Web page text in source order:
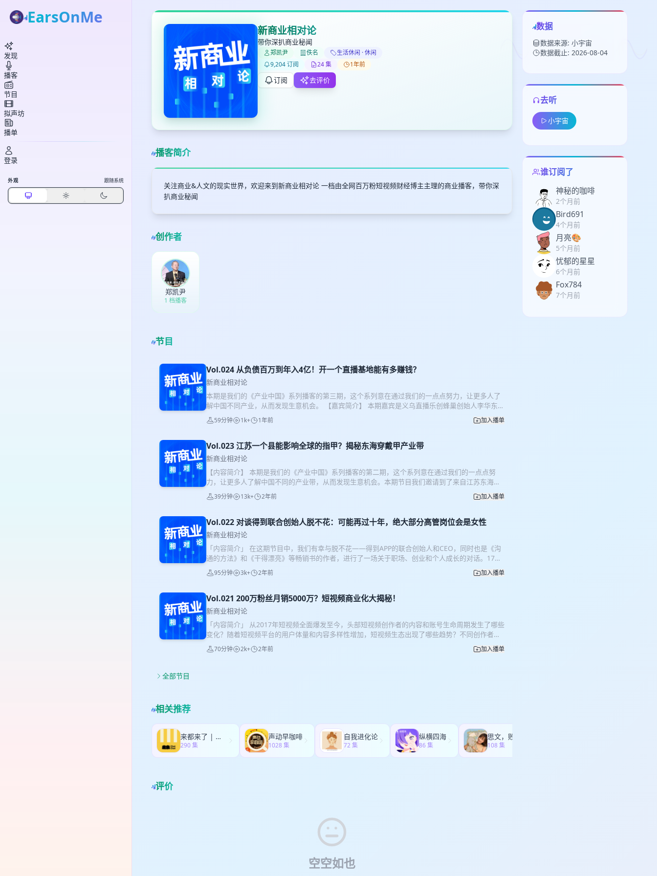
新商业相对论
带你深扒商业秘闻
郑凯尹 佚名
生活休闲 · 休闲
9,204 订阅
24 集 1年前
订阅 去评价
播客简介
关注商业&人文的现实世界，欢迎来到新商业相对论 一档由全网百万粉短视频财经博主主理的商业播客，带你深
扒商业秘闻
创作者
郑凯尹
1 档播客
节目
Vol.024 从负债百万到年入4亿！开一个直播基地能有多赚钱？
新商业相对论
本期是我们的《产业中国》系列播客的第三期，这个系列意在通过我们的一点点努力，让更多人了
解中国不同产业，从而发现生意机会。 【嘉宾简介】 本期嘉宾是义乌直播乐创蜂巢创始人李华东，
他的个人经历十分传奇，大学期间创业赚到了第一桶金，因为推崇富士康管理经验，毕业后李华东
加入富士康成为工程师。阴差阳错，他不久后又因为期货一周爆亏数百万，欠下巨债... 李华东如何
参考和启发。） 【产业名片】 直播基地的类型多样，主要包括产业带模式、MCN模式和传统产业
园模式。 l 产业带模式 n 这类直播基地依托于当地的产业集群，例如瑞丽的玉石直播基地、珠三角
的服装产业直播基地和义乌的小商品直播基地，这些基地以货品吸引主播 。 l MCN模式 n 这类直
播基地，依靠旗下主播的流量和内容，吸引供应链商家合作，例如辛有志的辛选直播基地。此外，
随着店铺直播的崛起，品牌代运营模式的直播基地也开始兴起，主要提供直播代运营和直播分发服
务 。 l 产业园模式 n 直播基地传统产业园模式通常指的是将传统的产业园、工业园区或商业园区转
型或改造，以适应直播电商行业的需求。这种模式结合了传统的产业集聚优势和新兴的直播技术，
由于在商家端和主播端没有做好，导致运营困难甚至倒闭。成功的直播基地需要有强大的供应链整
合能力、专业的主播团队以及高效的运营服务 。随着直播行业的不断成熟，直播基地也在向更高效
站「五环观察室」up主 郑凯尹，播客主理人，下饭财经主理人 「本期嘉宾」 乐创蜂巢创始人 李华
东 「节目导航」 01:24 大学创业的第一桶金——50万 04:47想学管理，所以进了富士康 07:47 因为
“期货”一周亏掉300万，债主上门，我被揍了好几回 12:11如何渡过人生低谷 19:37为了还债成为销
水做到4个亿，但抖音不如微信机会大 我们的听友群开通啦，在这里你可以跟主播互动（例如痛斥
节目质量），如果你也在中国某些产业上有一定经验或干货愿意分享出来，也可以来跟我们聊聊
VX：zy199303yu｜VX：ZkY_2352 「制作团队」 策划：海獭、张煜、郑凯尹 制作：毕宇辰 声音设
计：郑凯尹 节目运营：郑凯尹
59分钟 1k+ 1年前 加入播单
Vol.023 江苏一个县能影响全球的指甲？揭秘东海穿戴甲产业带
新商业相对论
【内容简介】 本期是我们的《产业中国》系列播客的第二期，这个系列意在通过我们的一点点努
力，让更多人了解中国不同的产业带，从而发现生意机会。本期节目我们邀请到了来自江苏东海县
的穿戴甲商家陈剑，通过他的创业经历，我们得以一窥穿戴甲这个隐秘行业的爆红之路。发展多年
的美甲行业，为何一夜之间杀出了穿戴甲？一个年底单店能卖20多万件，穿戴甲竟然也有淡旺季？
【嘉宾】 薇慕穿戴甲创始人 陈剑 【节目导航】 04:45都是穿戴甲，竟然还分机器甲与手工甲？
05:30启动资金竟然只有2000元？ 17:19短短半年，拼多多穿戴甲店数量从十几家变成两千多家
20:24穿戴甲生意最大难点竟是人手不够？ 28:24一个年底卖出接近30万件穿戴甲？ 33:50同样一副
穿戴甲，通过TikTok竟能身价翻10倍 36:10廉价穿戴甲可能是残次品？ 【补充阅读】 “新年战甲”爆
火！他2000元起步，做到日销万元，一人带动一个产业带 mp.weixin.qq.com 我们的听友群开通
啦，在这里你可以跟主播互动（例如痛斥节目质量），也有机会参与各种线上线下活动，赶快来加
入吧～ 加群方式：VX：zy199303yu｜VX：ZkY_2352 【制作团队】 策划：郑凯尹、张煜 制作：陈
39分钟 13k+ 2年前 加入播单
Vol.022 对谈得到联合创始人脱不花：可能再过十年，绝大部分高管岗位会是女性
新商业相对论
「内容简介」 在这期节目中，我们有幸与脱不花——得到APP的联合创始人和CEO，同时也是《沟
通的方法》和《干得漂亮》等畅销书的作者，进行了一场关于职场、创业和个人成长的对话。17岁
辍学的花姐，为何能在19岁成为CEO？得到是如何诞生的？谈及女性在职场中遭遇的挑战，花姐又
为何认为可能再过十年绝大部分的高层管理者岗位会是女性？ 「本期嘉宾」 得到联合创始人 脱不
人？ 【15:50】人生中的第一个重要节点 【19:18】从行政到总经理 【27:55】职业中的第一位贵人
【43:00】在产房中工作其实并不悲情 【54:45】在职场中巧干并不苦 【62:22】家长会假
【69:52】可能再过十年，绝大部分的高层管理者岗位都会是女性 【71:56】女性在工作中有哪些优
势 【84:18】在职场中要带着方法去工作 能让你工作不受气，更快出成绩的花姐新书《干得漂亮》
正式开售！现在扫码或点击下方链接购买还能立减20～
https://item.m.jd.com/product/14378766.html?
gx=RnAoFcrBvplZz5AX49UzFw&gxd=RnAowmBdPmbews4T-
95分钟 3k+ 2年前 加入播单
Vol.021 200万粉丝月销5000万？短视频商业化大揭秘！
新商业相对论
「内容简介」 从2017年短视频全面爆发至今，头部短视频创作者的内容和账号生命周期发生了哪些
变化？随着短视频平台的用户体量和内容多样性增加，短视频生态出现了哪些趋势？不同创作者商
业化方式有哪些差异？作为2019年才进入到短视频行业的从业者，我带着问题邀请到某头部MCN
高管刘学，为我们全面复盘短视频行业商业化历程 「本期嘉宾」 某头部MCN高管 刘学 「节目导
ZkY_2352 「制作团队」 策划：郑凯尹、张煜 制作：陈诗诗 声音设计：陈诗诗、郑凯尹 节目运
营：郑凯尹
70分钟 2k+ 2年前 加入播单
全部节目
相关推荐
来都来了 | 听了再走
290 集
声动早咖啡
1028 集
自我进化论
72 集
纵横四海
86 集
思文，败类
108 集
评价
空空如也
数据
数据来源: 小宇宙
数据截止: 2026-08-04
去听
小宇宙
谁订阅了
神秘的咖啡
2个月前
Bird691
4个月前
月亮🎨
5个月前
忧郁的星星
6个月前
Fox784
7个月前
打分
键盘下留人
高
删除确认
EarsOnMe
发现
播客
节目
拟声坊
播单
登录
外观 跟随系统
加入播单